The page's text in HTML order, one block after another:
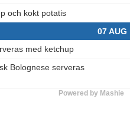
och kokt potatis
07 AUG
med ketchup
Bolognese serveras
Powered by Mashie